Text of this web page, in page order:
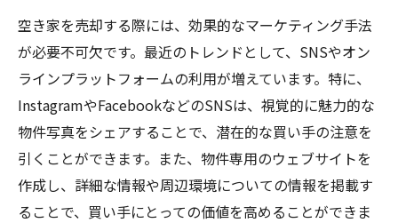
空き家を売却する際には、効果的なマーケティング手法
が必要不可欠です。最近のトレンドとして、SNSやオン
ラインプラットフォームの利用が増えています。特に、
InstagramやFacebookなどのSNSは、視覚的に魅力的な
物件写真をシェアすることで、潜在的な買い手の注意を
引くことができます。また、物件専用のウェブサイトを
作成し、詳細な情報や周辺環境についての情報を掲載す
ることで、買い手にとっての価値を高めることができま